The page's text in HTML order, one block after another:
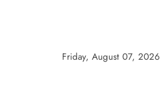
Friday, August 07, 2026